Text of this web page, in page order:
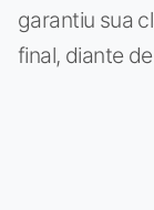
garantiu sua
final, diante